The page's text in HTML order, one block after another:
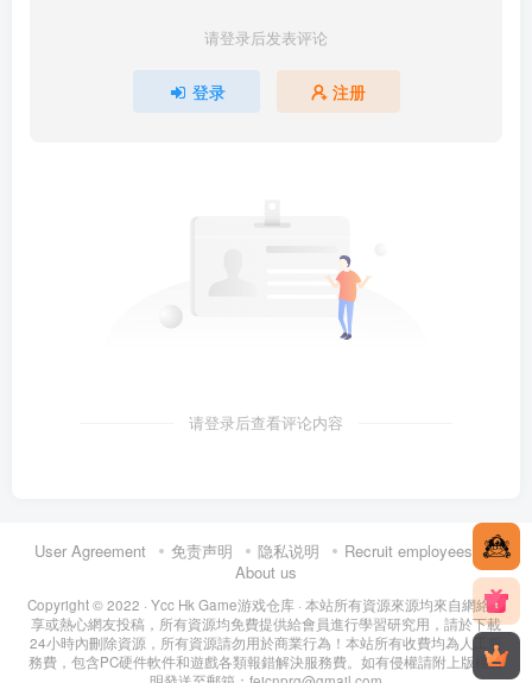
请登录后发表评论
登录 注册
请登录后查看评论内容
User Agreement 免责声明 隐私说明
Recruit employees
About us
Copyright © 2022 · Ycc Hk Game游戏仓库 · 本站所有資源來源均來自網絡分
享或熱心網友投稿，所有資源均免費提供給會員進行學習研究用，請於下載
24小時內刪除資源，所有資源請勿用於商業行為！本站所有收費均為人工服
務費，包含PC硬件軟件和遊戲各類報錯解決服務費。如有侵權請附上版權證